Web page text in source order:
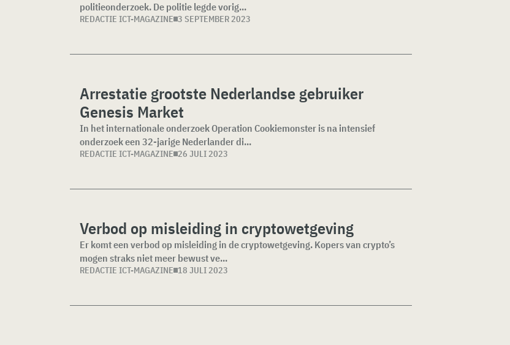
politieonderzoek. De politie legde vorig...
REDACTIE ICT-MAGAZINE 3 SEPTEMBER 2023
Arrestatie grootste Nederlandse gebruiker
Genesis Market
In het internationale onderzoek Operation Cookiemonster is na intensief
onderzoek een 32-jarige Nederlander di...
REDACTIE ICT-MAGAZINE 26 JULI 2023
Verbod op misleiding in cryptowetgeving
Er komt een verbod op misleiding in de cryptowetgeving. Kopers van crypto’s
mogen straks niet meer bewust ve...
REDACTIE ICT-MAGAZINE 18 JULI 2023